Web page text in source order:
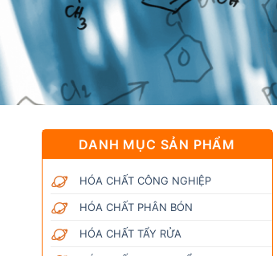
DANH MỤC SẢN PHẨM
HÓA CHẤT CÔNG NGHIỆP
HÓA CHẤT PHÂN BÓN
HÓA CHẤT TẨY RỬA
Add to